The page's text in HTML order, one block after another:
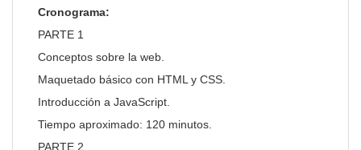
Cronograma:
PARTE 1
Conceptos sobre la web.
Maquetado básico con HTML y CSS.
Introducción a JavaScript.
Tiempo aproximado: 120 minutos.
PARTE 2